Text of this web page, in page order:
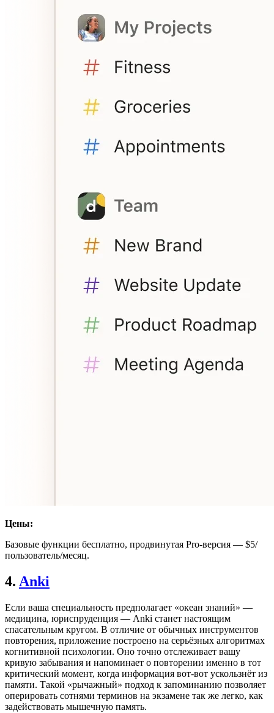
Цены:
Базовые функции бесплатно, продвинутая Pro-версия — $5/
пользователь/месяц.
4. Anki
Если ваша специальность предполагает «океан знаний» —
медицина, юриспруденция — Anki станет настоящим
спасательным кругом. В отличие от обычных инструментов
повторения, приложение построено на серьёзных алгоритмах
когнитивной психологии. Оно точно отслеживает вашу
кривую забывания и напоминает о повторении именно в тот
критический момент, когда информация вот-вот ускользнёт из
памяти. Такой «рычажный» подход к запоминанию позволяет
оперировать сотнями терминов на экзамене так же легко, как
задействовать мышечную память.